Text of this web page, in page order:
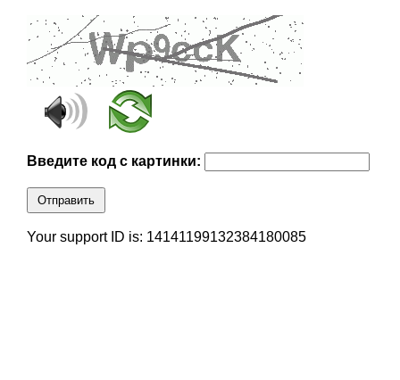
Введите код с картинки:
Отправить
Your support ID is: 14141199132384180085